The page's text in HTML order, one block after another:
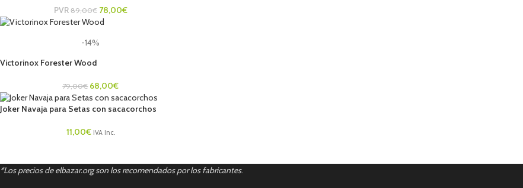
PVR 89,00€ 78,00€
-14%
Victorinox Forester Wood
79,00€ 68,00€
Joker Navaja para Setas con sacacorchos
11,00€ IVA Inc.
*Los precios de elbazar.org son los recomendados por los fabricantes.